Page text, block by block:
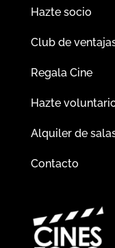
Hazte socio
Club de
Regala Cine
Hazte
Alquiler de
Contacto